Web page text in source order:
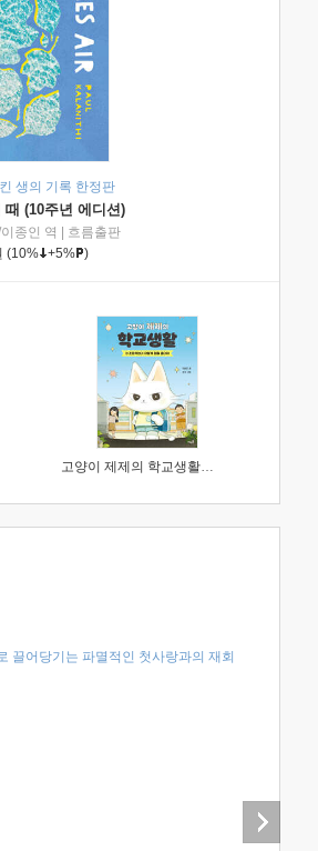
생의 기록 한정판
때 (10주년 에디션)
종인 역
흐름출판
(10% +5% )
고양이 제제의 학교생활 1 : 초등학생이 이렇게 힘들 줄이야
끌어당기는 파멸적인 첫사랑과의 재회